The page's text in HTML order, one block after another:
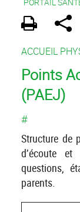
ACCUEIL
Points
(PAEJ)
#
Structure de
d’écoute
questions,
parents.